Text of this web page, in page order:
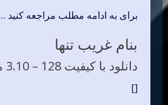
برای به ادامه مطلب مراجعه کنید
بنام غریب تنها
دانلود با کیفیت 128 – 3.10 مگابایت
[]